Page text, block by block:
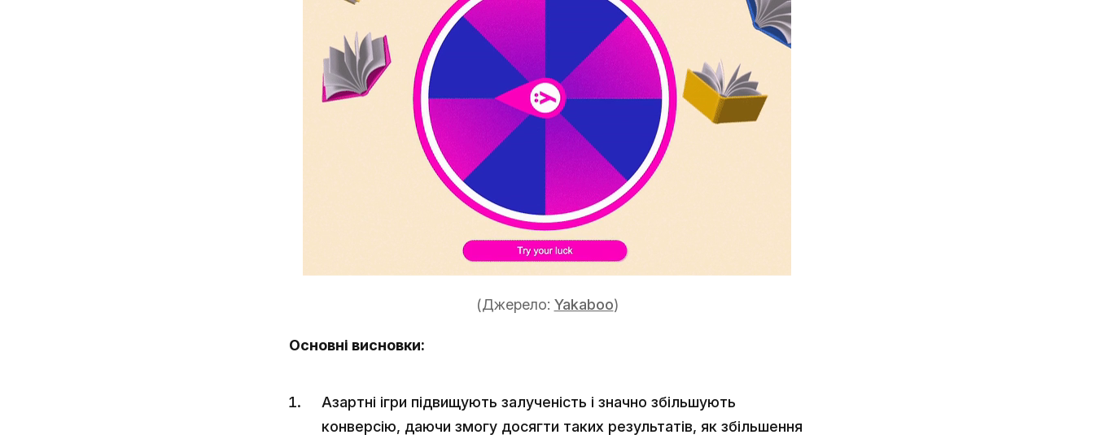
(Джерело: Yakaboo)
Основні висновки:
Азартні ігри підвищують залученість і значно збільшують
конверсію, даючи змогу досягти таких результатів, як збільшення